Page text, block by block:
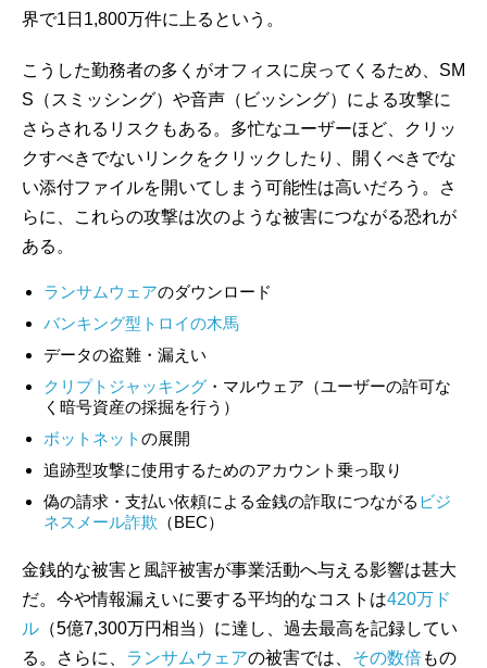
界で1日1,800万件に上るという。
こうした勤務者の多くがオフィスに戻ってくるため、SM
S（スミッシング）や音声（ビッシング）による攻撃に
さらされるリスクもある。多忙なユーザーほど、クリッ
クすべきでないリンクをクリックしたり、開くべきでな
い添付ファイルを開いてしまう可能性は高いだろう。さ
らに、これらの攻撃は次のような被害につながる恐れが
ある。
ランサムウェアのダウンロード
バンキング型トロイの木馬
データの盗難・漏えい
クリプトジャッキング ・マルウェア（ユーザーの許可な
く暗号資産の採掘を行う）
ボットネットの展開
追跡型攻撃に使用するためのアカウント乗っ取り
偽の請求・支払い依頼による金銭の詐取につながる ビジ
ネスメール詐欺 （BEC）
金銭的な被害と風評被害が事業活動へ与える影響は甚大
だ。今や情報漏えいに要する平均的なコストは420万ド
ル （5億7,300万円相当）に達し、過去最高を記録してい
る。さらに、 ランサムウェアの被害では、 その数倍もの